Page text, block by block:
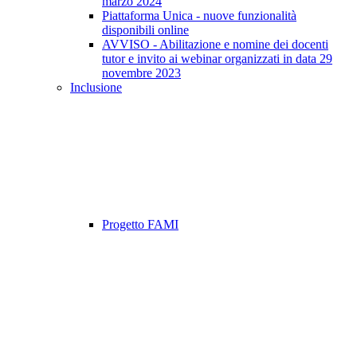
Piattaforma Unica - nuove funzionalità
disponibili online
AVVISO - Abilitazione e nomine dei docenti
tutor e invito ai webinar organizzati in data 29
novembre 2023
Inclusione
Progetto FAMI